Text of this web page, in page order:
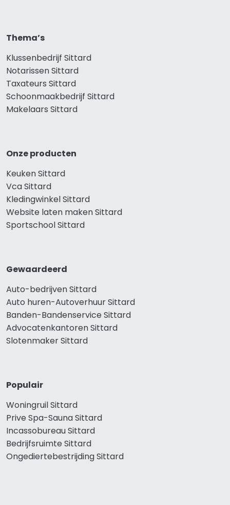
Thema’s
Klussenbedrijf Sittard
Notarissen Sittard
Taxateurs Sittard
Schoonmaakbedrijf Sittard
Makelaars Sittard
Onze producten
Keuken Sittard
Vca Sittard
Kledingwinkel Sittard
Website laten maken Sittard
Sportschool Sittard
Gewaardeerd
Auto-bedrijven Sittard
Auto huren-Autoverhuur Sittard
Banden-Bandenservice Sittard
Advocatenkantoren Sittard
Slotenmaker Sittard
Populair
Woningruil Sittard
Prive Spa-Sauna Sittard
Incassobureau Sittard
Bedrijfsruimte Sittard
Ongediertebestrijding Sittard